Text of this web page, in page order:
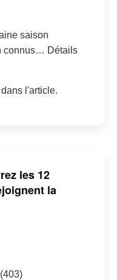
saison
connus… Détails
l'article.
les 12
la